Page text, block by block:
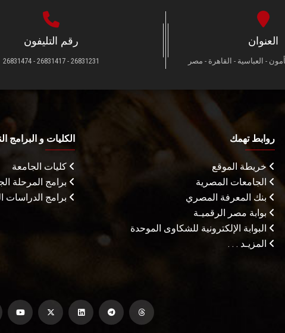
العنوان
- العباسية - القاهرة - مصر
رقم التليفون
26831231 - 26831417 - 26831474
روابط تهمك
خريطة الموقع
الجامعات المصرية
بنك المعرفة المصري
بوابة مصر الرقميـة
البوابة الإلكترونية للشكاوى الموحدة
المزيـد . . .
الكليات و البرامج
كليات الجامعة
برامج المرحلة
برامج الدراسات